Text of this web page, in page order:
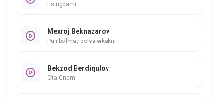
Esingdami
Mexroj Beknazarov
Puli bo'lmay qolsa erkakni
Bekzod Berdiqulov
Ota-Onam